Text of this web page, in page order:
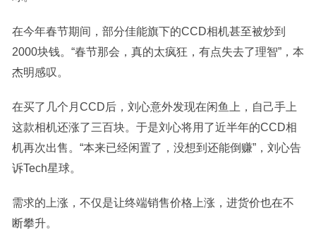
在今年春节期间，部分佳能旗下的CCD相机甚至被炒到
2000块钱。“春节那会，真的太疯狂，有点失去了理智”，本
杰明感叹。
在买了几个月CCD后，刘心意外发现在闲鱼上，自己手上
这款相机还涨了三百块。于是刘心将用了近半年的CCD相
机再次出售。“本来已经闲置了，没想到还能倒赚”，刘心告
诉Tech星球。
需求的上涨，不仅是让终端销售价格上涨，进货价也在不
断攀升。